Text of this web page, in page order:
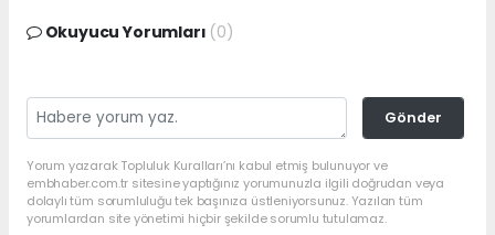
Okuyucu Yorumları (0)
Gönder
Yorum yazarak Topluluk Kuralları’nı kabul etmiş bulunuyor ve
embhaber.com.tr sitesine yaptığınız yorumunuzla ilgili doğrudan veya
dolaylı tüm sorumluluğu tek başınıza üstleniyorsunuz. Yazılan tüm
yorumlardan site yönetimi hiçbir şekilde sorumlu tutulamaz.